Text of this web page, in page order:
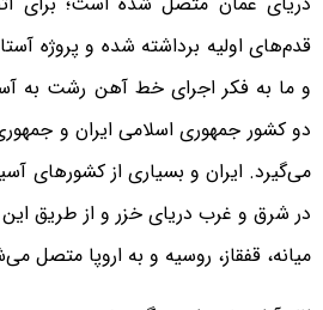
قدم‌های اولیه برداشته شده و پروژه
و ما به فکر اجرای خط آهن رشت به
دو کشور جمهوری اسلامی ایران و
می‌گیرد. ایران و بسیاری از کشورهای
در شرق و غرب دریای خزر و از طریق این
میانه، قفقاز، روسیه و به اروپا متصل